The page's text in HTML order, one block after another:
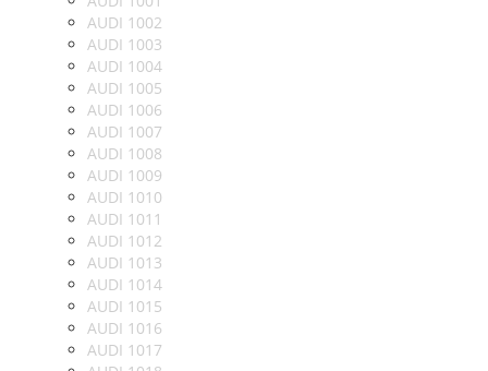
AUDI 1002
AUDI 1003
AUDI 1004
AUDI 1005
AUDI 1006
AUDI 1007
AUDI 1008
AUDI 1009
AUDI 1010
AUDI 1011
AUDI 1012
AUDI 1013
AUDI 1014
AUDI 1015
AUDI 1016
AUDI 1017